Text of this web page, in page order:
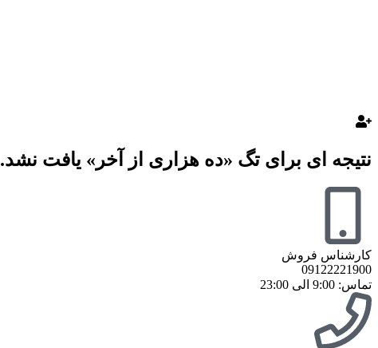
نتیجه ای برای تگ «ده هزاری از آخر» یافت نشد.
کارشناس فروش
09122221900
تماس: 9:00 الی 23:00